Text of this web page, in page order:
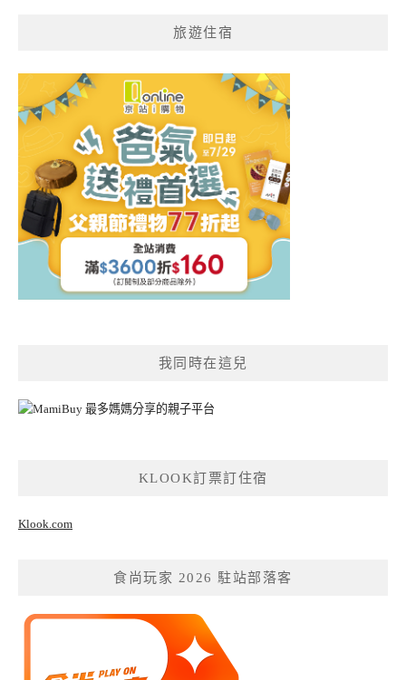
旅遊住宿
我同時在這兒
KLOOK訂票訂住宿
Klook.com
食尚玩家 2026 駐站部落客